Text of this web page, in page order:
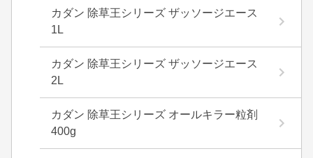
カダン 除草王シリーズ ザッソージエース
1L
カダン 除草王シリーズ ザッソージエース
2L
カダン 除草王シリーズ オールキラー粒剤
400g